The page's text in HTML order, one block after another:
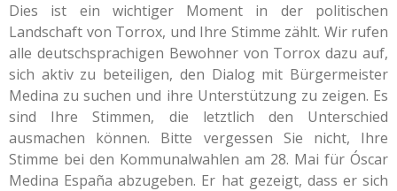
Dies ist ein wichtiger Moment in der politischen
Landschaft von Torrox, und Ihre Stimme zählt. Wir rufen
alle deutschsprachigen Bewohner von Torrox dazu auf,
sich aktiv zu beteiligen, den Dialog mit Bürgermeister
Medina zu suchen und ihre Unterstützung zu zeigen. Es
sind Ihre Stimmen, die letztlich den Unterschied
ausmachen können. Bitte vergessen Sie nicht, Ihre
Stimme bei den Kommunalwahlen am 28. Mai für Óscar
Medina España abzugeben. Er hat gezeigt, dass er sich